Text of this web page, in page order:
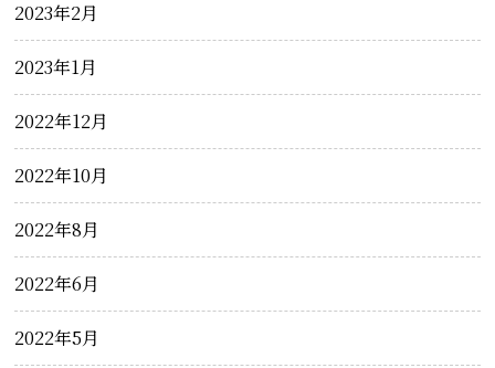
2023年2月
2023年1月
2022年12月
2022年10月
2022年8月
2022年6月
2022年5月